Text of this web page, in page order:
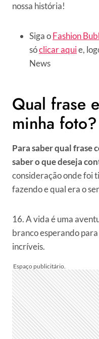
nossa história!
Siga oFashion
sóclicar aquie,
News
Qual frase
minha foto?
Para saber qual frase
saber o que deseja
consideração onde foi
fazendo e qual era o
16. A vida é uma
branco esperando
incríveis.